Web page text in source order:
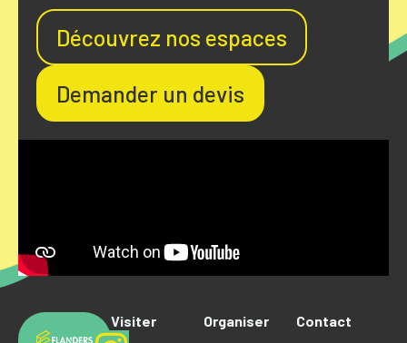
Découvrez nos espaces
Demander un devis
Visiter
Organiser
Contact